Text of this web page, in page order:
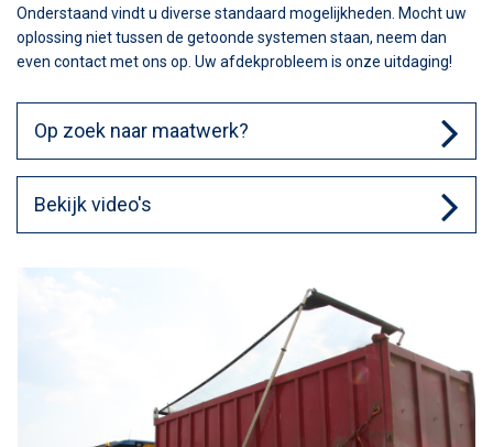
Onderstaand vindt u diverse standaard mogelijkheden. Mocht uw
oplossing niet tussen de getoonde systemen staan, neem dan
even contact met ons op. Uw afdekprobleem is onze uitdaging!
Op zoek naar maatwerk?
Bekijk video's